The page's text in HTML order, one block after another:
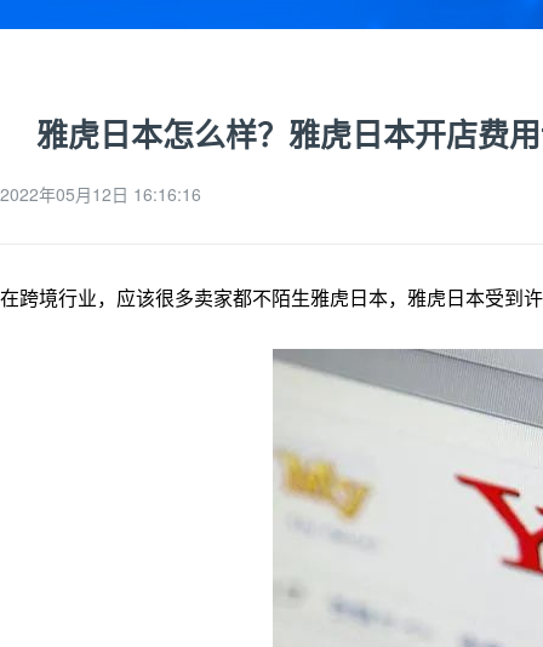
雅虎日本怎么样？雅虎日本开店费
2022年05月12日 16:16:16
在跨境行业，应该很多卖家都不陌生雅虎日本，雅虎日本受到